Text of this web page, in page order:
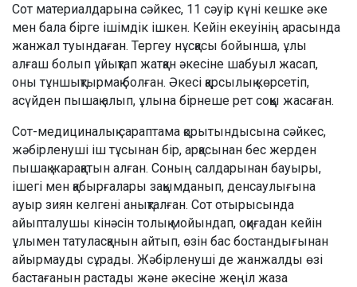
Сот материалдарына сәйкес, 11 сәуір күні кешке әке
мен бала бірге ішімдік ішкен. Кейін екеуінің арасында
жанжал туындаған. Тергеу нұсқасы бойынша, ұлы
алғаш болып ұйықтап жатқан әкесіне шабуыл жасап,
оны тұншықтырмақ болған. Әкесі қарсылық көрсетіп,
асүйден пышақ алып, ұлына бірнеше рет соққы жасаған.
Сот-медициналық сараптама қорытындысына сәйкес,
жәбірленуші іш тұсынан бір, арқасынан бес жерден
пышақ жарақатын алған. Соның салдарынан бауыры,
ішегі мен қабырғалары зақымданып, денсаулығына
ауыр зиян келгені анықталған. Сот отырысында
айыпталушы кінәсін толық мойындап, оқиғадан кейін
ұлымен татуласқанын айтып, өзін бас бостандығынан
айырмауды сұрады. Жәбірленуші де жанжалды өзі
бастағанын растады және әкесіне жеңіл жаза